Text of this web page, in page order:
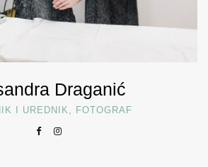
Draganić
I UREDNIK, FOTOGRAF